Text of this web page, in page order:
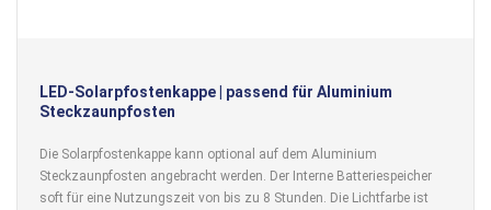
LED-Solarpfostenkappe | passend für Aluminium
Steckzaunpfosten
Die Solarpfostenkappe kann optional auf dem Aluminium
Steckzaunpfosten angebracht werden. Der Interne Batteriespeicher
soft für eine Nutzungszeit von bis zu 8 Stunden. Die Lichtfarbe ist